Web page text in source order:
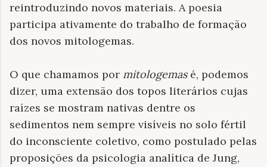
reintroduzindo novos materiais. A poesia
participa ativamente do trabalho de formação
dos novos mitologemas.
O que chamamos por mitologemasé, podemos
dizer, uma extensão dos topos literários cujas
raízes se mostram nativas dentre os
sedimentos nem sempre visíveis no solo fértil
do inconsciente coletivo, como postulado pelas
proposições da psicologia analítica de Jung,